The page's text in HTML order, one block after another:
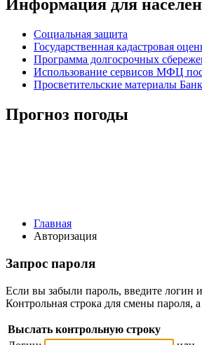
Информация для
Социальная защита
Государственная кадастровая
Программа долгосрочных
Использование сервисов МФЦ
Просветительские материалы
Прогноз погоды
Главная
Авторизация
Запрос пароля
Если вы забыли пароль, введите логин
Контрольная строка для смены
Выслать контрольную строку